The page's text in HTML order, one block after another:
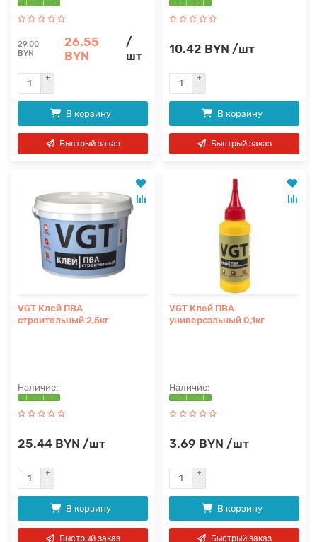
29.00
BYN
26.55
BYN
/
шт
В корзину
Быстрый заказ
10.42 BYN /шт
В корзину
Быстрый заказ
VGT Клей ПВА
строительный 2,5кг
25.44 BYN /шт
В корзину
Быстрый заказ
VGT Клей ПВА
универсальный 0,1кг
3.69 BYN /шт
В корзину
Быстрый заказ